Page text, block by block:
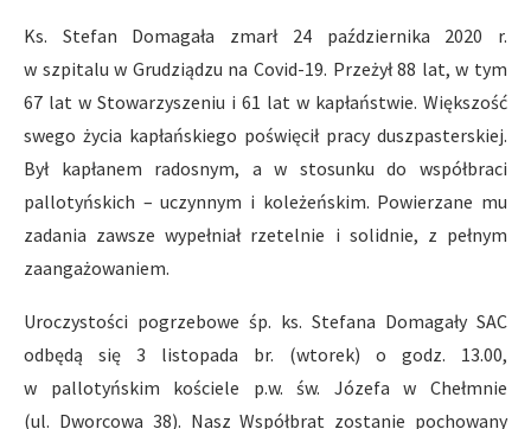
Ks. Stefan Domagała zmarł 24 października 2020 r.
w szpitalu w Grudziądzu na Covid-19. Przeżył 88 lat, w tym
67 lat w Stowarzyszeniu i 61 lat w kapłaństwie. Większość
swego życia kapłańskiego poświęcił pracy duszpasterskiej.
Był kapłanem radosnym, a w stosunku do współbraci
pallotyńskich – uczynnym i koleżeńskim. Powierzane mu
zadania zawsze wypełniał rzetelnie i solidnie, z pełnym
zaangażowaniem.
Uroczystości pogrzebowe śp. ks. Stefana Domagały SAC
odbędą się 3 listopada br. (wtorek) o godz. 13.00,
w pallotyńskim kościele p.w. św. Józefa w Chełmnie
(ul. Dworcowa 38). Nasz Współbrat zostanie pochowany